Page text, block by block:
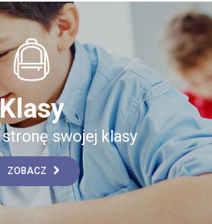
swojej klasy
ZOBACZ